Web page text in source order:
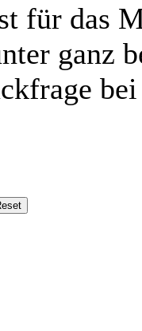
für das
ganz